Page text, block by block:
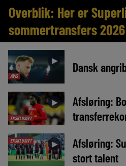
Overblik: Her er
sommertransfers 2026
AVIS
► Dansk
EKSKLUSIVT
►
Afsløring:
EKSKLUSIVT ►
Afsløring:
stort talent